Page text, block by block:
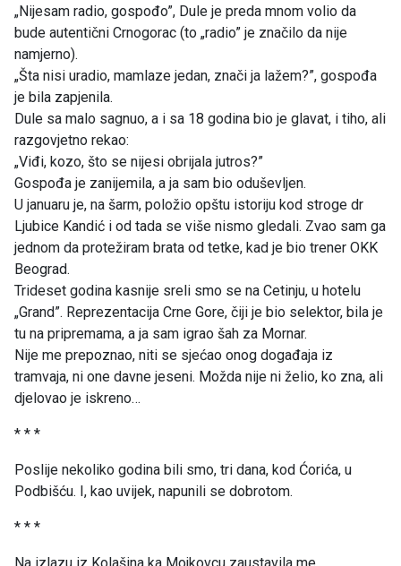
„Nijesam radio, gospođo”, Dule je preda mnom volio da
bude autentični Crnogorac (to „radio” je značilo da nije
namjerno).
„Šta nisi uradio, mamlaze jedan, znači ja lažem?”, gospođa
je bila zapjenila.
Dule sa malo sagnuo, a i sa 18 godina bio je glavat, i tiho, ali
razgovjetno rekao:
„Viđi, kozo, što se nijesi obrijala jutros?”
Gospođa je zanijemila, a ja sam bio oduševljen.
U januaru je, na šarm, položio opštu istoriju kod stroge dr
Ljubice Kandić i od tada se više nismo gledali. Zvao sam ga
jednom da protežiram brata od tetke, kad je bio trener OKK
Beograd.
Trideset godina kasnije sreli smo se na Cetinju, u hotelu
„Grand”. Reprezentacija Crne Gore, čiji je bio selektor, bila je
tu na pripremama, a ja sam igrao šah za Mornar.
Nije me prepoznao, niti se sjećao onog događaja iz
tramvaja, ni one davne jeseni. Možda nije ni želio, ko zna, ali
djelovao je iskreno…
* * *
Poslije nekoliko godina bili smo, tri dana, kod Ćorića, u
Podbišću. I, kao uvijek, napunili se dobrotom.
* * *